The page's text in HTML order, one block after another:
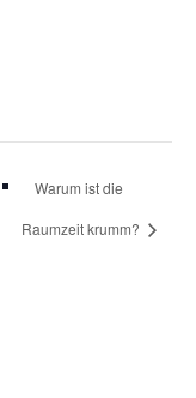
Warum ist die
Raumzeit krumm?